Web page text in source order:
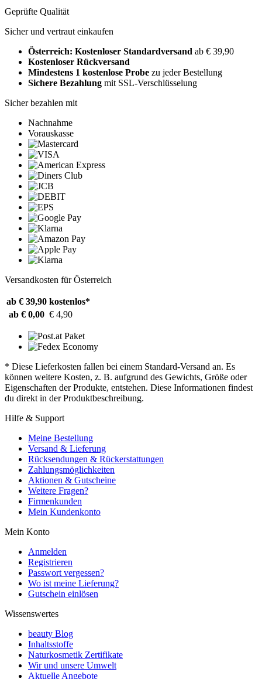
Geprüfte Qualität
Sicher und vertraut einkaufen
Österreich: Kostenloser Standardversand ab € 39,90
Kostenloser Rückversand
Mindestens 1 kostenlose Probe zu jeder Bestellung
Sichere Bezahlung mit SSL-Verschlüsselung
Sicher bezahlen mit
Nachnahme
Vorauskasse
Versandkosten für Österreich
ab € 39,90 kostenlos*
ab € 0,00 € 4,90
* Diese Lieferkosten fallen bei einem Standard-Versand an. Es
können weitere Kosten, z. B. aufgrund des Gewichts, Größe oder
Eigenschaften der Produkte, entstehen. Diese Informationen findest
du direkt in der Produktbeschreibung.
Hilfe & Support
Meine Bestellung
Versand & Lieferung
Rücksendungen & Rückerstattungen
Zahlungsmöglichkeiten
Aktionen & Gutscheine
Weitere Fragen?
Firmenkunden
Mein Kundenkonto
Mein Konto
Anmelden
Registrieren
Passwort vergessen?
Wo ist meine Lieferung?
Gutschein einlösen
Wissenswertes
beauty Blog
Inhaltsstoffe
Naturkosmetik Zertifikate
Wir und unsere Umwelt
Aktuelle Angebote